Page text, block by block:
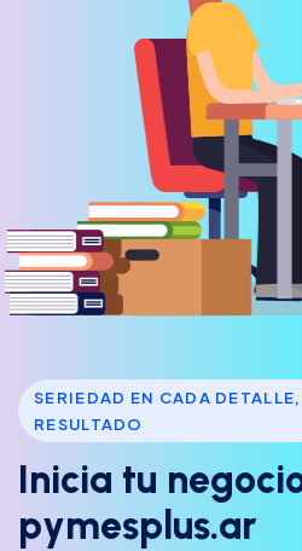
SERIEDAD EN CADA
RESULTADO
Inicia tu negoci
pymesp us.ar